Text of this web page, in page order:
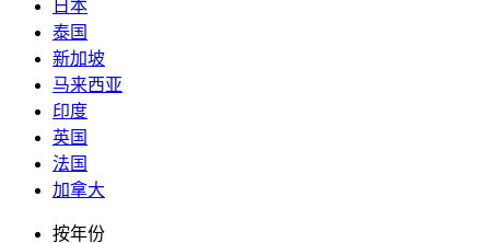
日本
泰国
新加坡
马来西亚
印度
英国
法国
加拿大
按年份